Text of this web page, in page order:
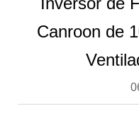
Canroon de